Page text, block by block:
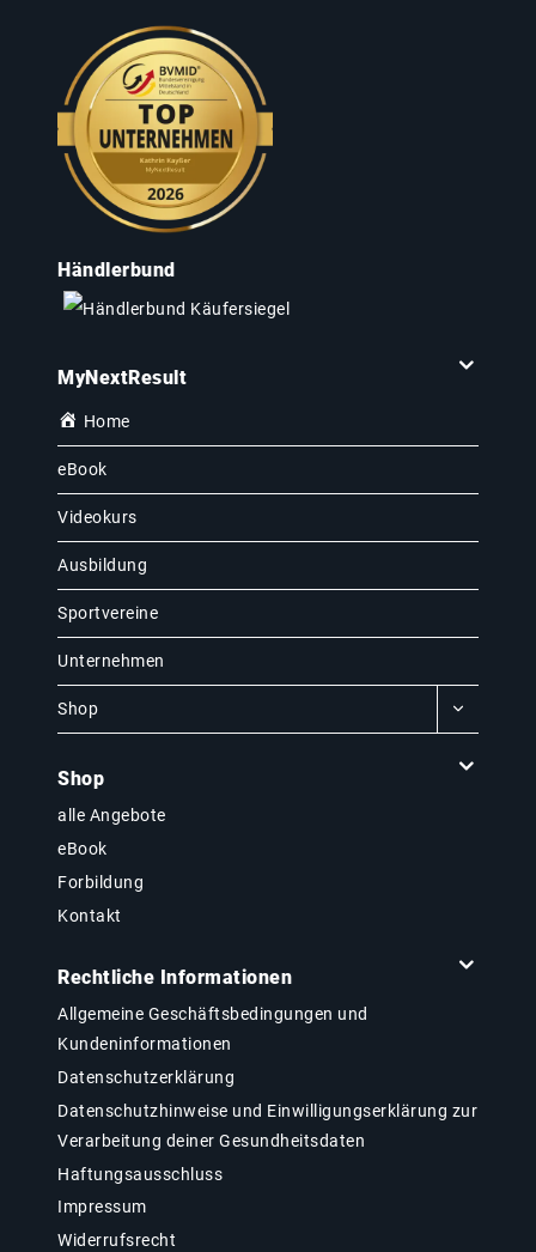
Händlerbund
MyNextResult
Home
eBook
Videokurs
Ausbildung
Sportvereine
Unternehmen
Shop
Shop
alle Angebote
eBook
Forbildung
Kontakt
Rechtliche Informationen
Allgemeine Geschäftsbedingungen und
Kundeninformationen
Datenschutzerklärung
Datenschutzhinweise und Einwilligungserklärung zur
Verarbeitung deiner Gesundheitsdaten
Haftungsausschluss
Impressum
Widerrufsrecht